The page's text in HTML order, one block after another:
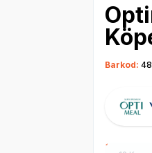
Barkod: